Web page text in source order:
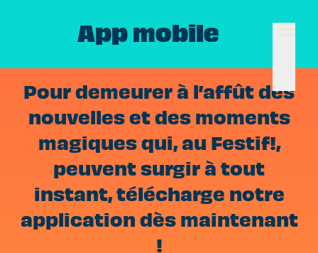
App mobile
Pour demeurer à l’affût des
nouvelles et des moments
magiques qui, au Festif!,
peuvent surgir à tout
instant, télécharge notre
application dès maintenant
!